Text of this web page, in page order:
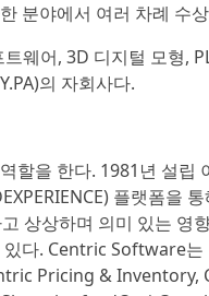
분야에서 여러 차례 수
웨어, 3D 디지털 모형,
의 자회사다.
할을 한다. 1981년 설
플랫폼을
상상하며 의미 있는
다. Centric Software
Pricing &